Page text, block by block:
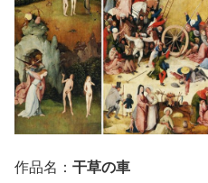
作品名： 干草の車